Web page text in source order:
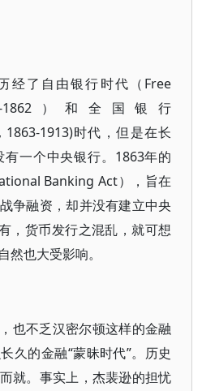
经了自由银行时代（Free
1862）和全国银行
1913)时代，但是在长
一个中央银行。1863年的
Banking Act），旨在
争融资，却并没有建立中央
，货币发行之混乱，就可想
然也大受影响。
也不乏汉密尔顿这样的金融
久的金融“蒙昧时代”。历史
就。事实上，杰裴逊的担忧